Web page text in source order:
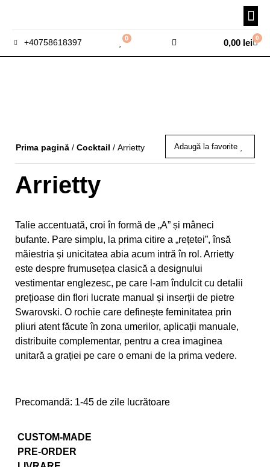
+40758618397 0 0,00 lei 0
Prima pagină / Cocktail / Arrietty Adaugă la favorite
Arrietty
Talie accentuată, croi în formă de „A” și mâneci
bufante. Pare simplu, la prima citire a „rețetei”, însă
măiestria și unicitatea abia acum intră în rol. Arrietty
este despre frumusețea clasică a designului
vestimentar englezesc, pe care l-am îndulcit cu detalii
prețioase din flori lucrate manual și inserții de pietre
Swarovski. O rochie care definește feminitatea prin
pliuri atent făcute în zona umerilor, aplicații manuale,
distribuite complementar, pentru a crea imaginea
unitară a grației pe care o emani de la prima vedere.
Precomandă: 1-45 de zile lucrătoare
CUSTOM-MADE
PRE-ORDER